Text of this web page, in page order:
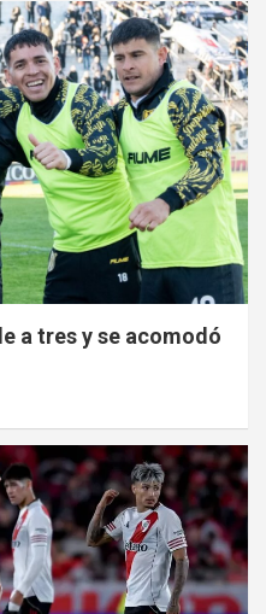
a tres y se acomodó